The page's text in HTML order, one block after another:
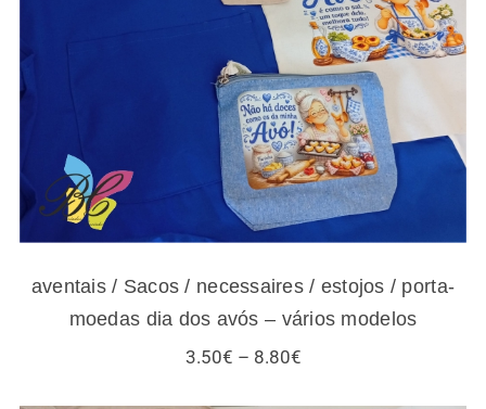
porta-moedas dia dos avós – vários modelos
aventais / Sacos / necessaires / estojos / porta-
moedas dia dos avós – vários modelos
3.50€ – 8.80€Price